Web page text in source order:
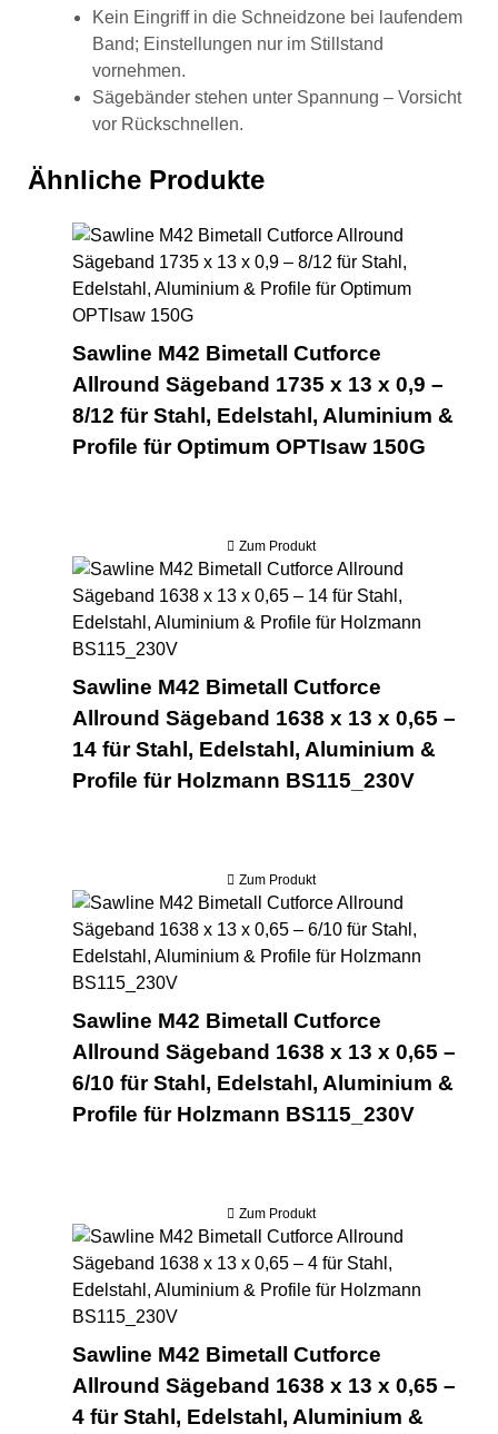
Kein Eingriff in die Schneidzone bei laufendem
Band; Einstellungen nur im Stillstand
vornehmen.
Sägebänder stehen unter Spannung – Vorsicht
vor Rückschnellen.
Ähnliche Produkte
Sawline M42 Bimetall Cutforce
Allround Sägeband 1735 x 13 x 0,9 –
8/12 für Stahl, Edelstahl, Aluminium &
Profile für Optimum OPTIsaw 150G
Zum Produkt
Sawline M42 Bimetall Cutforce
Allround Sägeband 1638 x 13 x 0,65 –
14 für Stahl, Edelstahl, Aluminium &
Profile für Holzmann BS115_230V
Zum Produkt
Sawline M42 Bimetall Cutforce
Allround Sägeband 1638 x 13 x 0,65 –
6/10 für Stahl, Edelstahl, Aluminium &
Profile für Holzmann BS115_230V
Zum Produkt
Sawline M42 Bimetall Cutforce
Allround Sägeband 1638 x 13 x 0,65 –
4 für Stahl, Edelstahl, Aluminium &